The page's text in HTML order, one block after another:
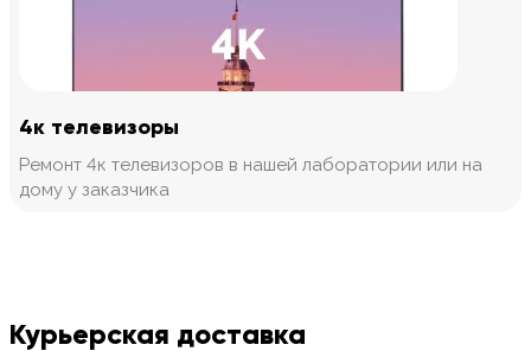
4к телевизоры
Ремонт 4к телевизоров в нашей лаборатории или на
дому у заказчика
Курьерская доставка